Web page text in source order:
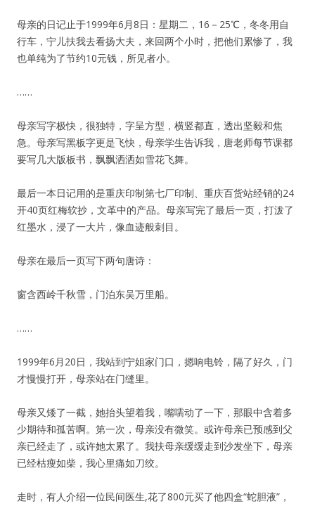
母亲的日记止于1999年6月8日：星期二，16－25℃，冬冬用自
行车，宁儿扶我去看扬大夫，来回两个小时，把他们累惨了，我
也单纯为了节约10元钱，所见者小。
……
母亲写字极快，很独特，字呈方型，横竖都直，透出坚毅和焦
急。母亲写黑板字更是飞快，母亲学生告诉我，唐老师每节课都
要写几大版板书，飘飘洒洒如雪花飞舞。
最后一本日记用的是重庆印制第七厂印制、重庆百货站经销的24
开40页红梅软抄，文革中的产品。母亲写完了最后一页，打泼了
红墨水，浸了一大片，像血迹般刺目。
母亲在最后一页写下两句唐诗：
窗含西岭千秋雪，门泊东吴万里船。
……
1999年6月20日，我站到宁姐家门口，摁响电铃，隔了好久，门
才慢慢打开，母亲站在门缝里。
母亲又矮了一截，她抬头望着我，嘴嚅动了一下，那眼中含着多
少期待和孤苦啊。第一次，母亲没有微笑。或许母亲已预感到父
亲已经走了，或许她太累了。我扶母亲缓缓走到沙发坐下，母亲
已经枯瘦如柴，我心里痛如刀绞。
走时，有人介绍一位民间医生,花了800元买了他四盒“蛇胆液”，